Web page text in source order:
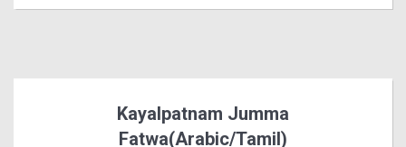
Kayalpatnam Jumma
Fatwa(Arabic/Tamil)